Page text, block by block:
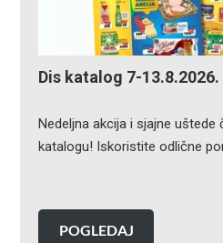
Dis katalog 7-13.8.2026.
Nedeljna akcija i sjajne uštede
katalogu! Iskoristite odlične
POGLEDAJ